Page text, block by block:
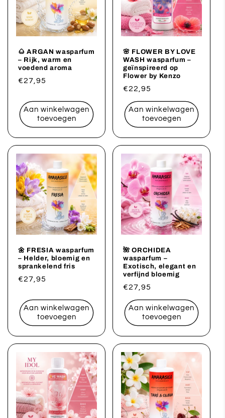
🌰 ARGAN wasparfum
– Rijk, warm en
voedend aroma
Normale
€27,95
Aan winkelwagen
toevoegen
🌸 FLOWER BY LOVE
WASH wasparfum –
geïnspireerd op
Flower by Kenzo
Normale
prijs
€22,95
Aan winkelwagen
toevoegen
🌼 FRESIA wasparfum
– Helder, bloemig en
sprankelend fris
Normale
€27,95
Aan winkelwagen
toevoegen
🌺 ORCHIDEA
wasparfum –
Exotisch, elegant en
verfijnd bloemig
Normale
prijs
€27,95
Aan winkelwagen
toevoegen